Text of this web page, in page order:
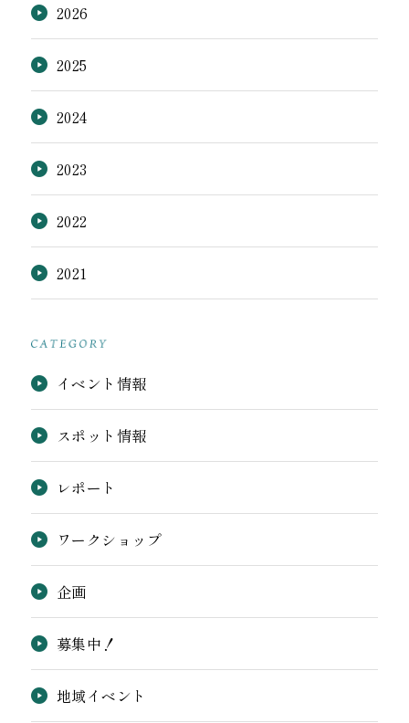
2026
2025
2024
2023
2022
2021
イベント情報
スポット情報
レポート
ワークショップ
企画
募集中！
地域イベント